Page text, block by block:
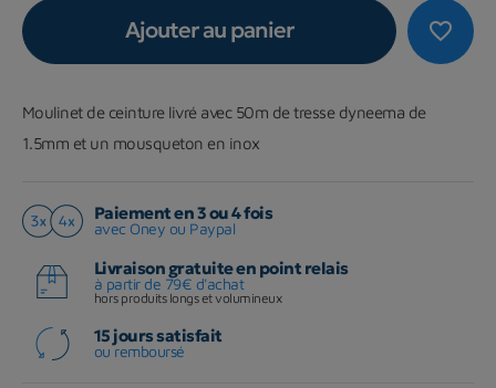
favorite_border
Ajouter au panier
Moulinet de ceinture livré avec 50m de tresse dyneema de
1.5mm et un mousqueton en inox
Paiement en 3 ou 4 fois
avec Oney ou Paypal
Livraison gratuite en point relais
à partir de 79€ d'achat
hors produits longs et volumineux
15 jours satisfait
ou remboursé